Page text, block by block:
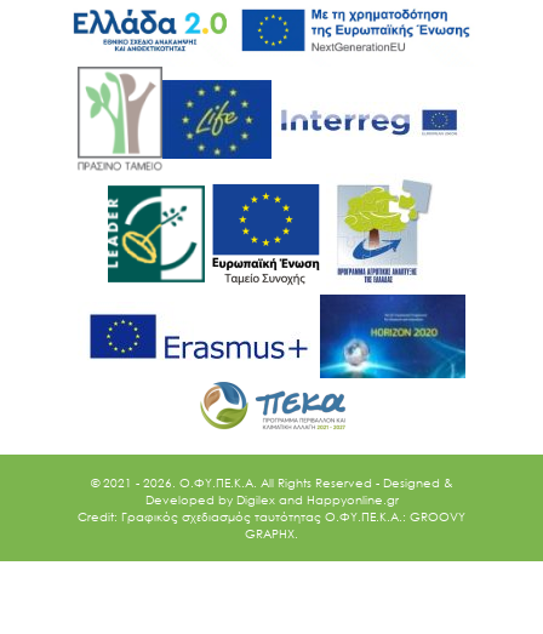
© 2021 - 2026. O.ΦΥ.ΠΕ.Κ.Α. All Rights Reserved - Designed &
Developed by Digilex and Happyonline.gr
Credit: Γραφικός σχεδιασμός ταυτότητας Ο.ΦΥ.ΠΕ.Κ.Α.: GROOVY
GRAPHX.